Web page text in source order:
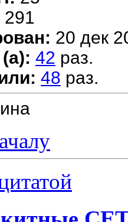
291
20 дек
42 раз.
48 раз.